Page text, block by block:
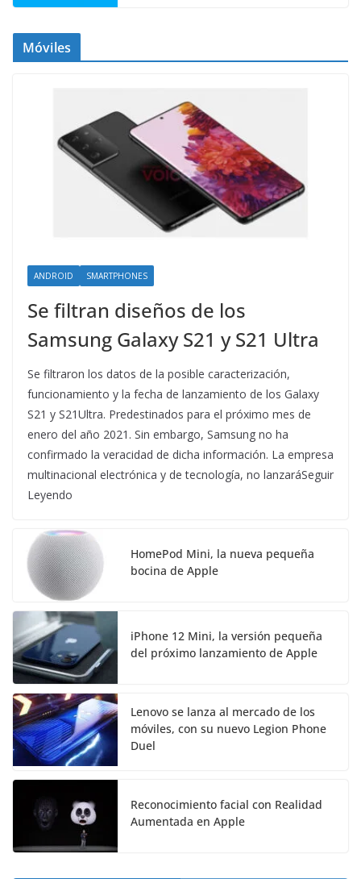
Móviles
ANDROID SMARTPHONES
Se filtran diseños de los
Samsung Galaxy S21 y S21 Ultra
Se filtraron los datos de la posible caracterización,
funcionamiento y la fecha de lanzamiento de los Galaxy
S21 y S21Ultra. Predestinados para el próximo mes de
enero del año 2021. Sin embargo, Samsung no ha
confirmado la veracidad de dicha información. La empresa
multinacional electrónica y de tecnología, no lanzaráSeguir
Leyendo
HomePod Mini, la nueva pequeña
bocina de Apple
iPhone 12 Mini, la versión pequeña
del próximo lanzamiento de Apple
Lenovo se lanza al mercado de los
móviles, con su nuevo Legion Phone
Duel
Reconocimiento facial con Realidad
Aumentada en Apple